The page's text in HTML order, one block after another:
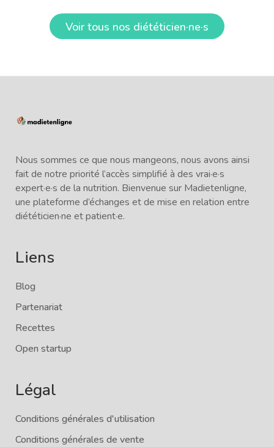
Voir tous nos diététicien·ne·s
Nous sommes ce que nous mangeons, nous avons ainsi
fait de notre priorité l’accès simplifié à des vrai·e·s
expert·e·s de la nutrition. Bienvenue sur Madietenligne,
une plateforme d’échanges et de mise en relation entre
diététicien·ne et patient·e.
Liens
Blog
Partenariat
Recettes
Open startup
Légal
Conditions générales d'utilisation
Conditions générales de vente